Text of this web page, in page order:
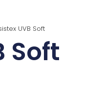
UVB Soft
Soft